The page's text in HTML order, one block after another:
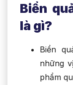
Biển
là gì?
Biển
những
phẩm